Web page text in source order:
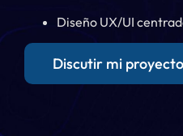
Diseño UX/UI
Discutir mi proyecto